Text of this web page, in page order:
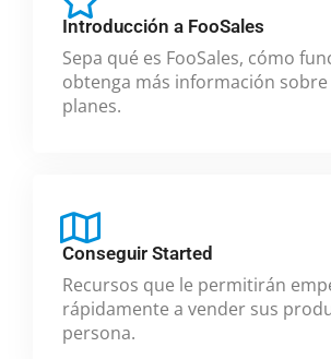
Introducción a FooSales
Sepa qué es FooSales, cómo
obtenga más información
planes.
Conseguir Started
Recursos que le permitirán
rápidamente a vender sus
persona.